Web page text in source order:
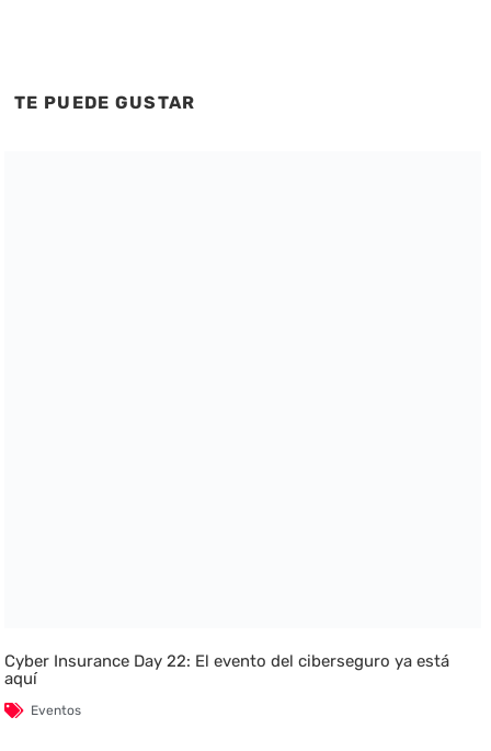
TE PUEDE GUSTAR
Cyber Insurance Day 22: El evento del ciberseguro ya está
aquí
Eventos